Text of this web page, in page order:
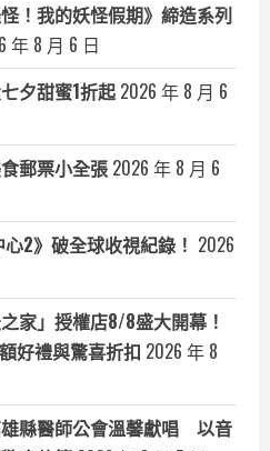
！我的妖怪假期》締造系列
年 8 月 6 日
夕甜蜜1折起 2026 年 8 月 6
郵票小全張 2026 年 8 月 6
2》破全球收視紀錄！ 2026
家」授權店8/8盛大開幕！
好禮與驚喜折扣 2026 年 8
縣醫師公會溫馨獻唱 以音